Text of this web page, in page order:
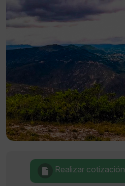
Realizar cotización